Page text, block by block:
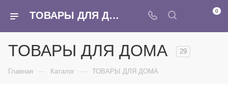
ТОВАРЫ ДЛЯ ДОМА - купить оптом в интернет-магазине Армина 0
ТОВАРЫ ДЛЯ ДОМА 29
Главная — Каталог — ТОВАРЫ ДЛЯ ДОМА